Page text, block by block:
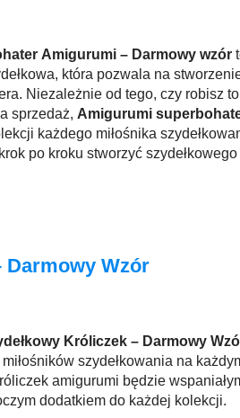
Amigurumi – Darmowy wzór
która pozwala na
Niezależnie od tego, czy robisz
sprzedaż, Amigurumi
każdego miłośnika
po kroku stworzyć
Darmowy Wzór
Króliczek – Darmowy
szydełkowania na
amigurumi będzie
dodatkiem do każdej kolekcji.